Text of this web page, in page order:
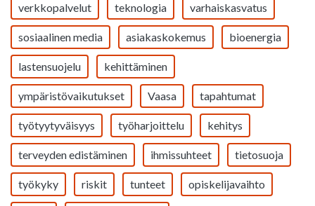
verkkopalvelut teknologia varhaiskasvatus
sosiaalinen media asiakaskokemus bioenergia
lastensuojelu kehittäminen
ympäristövaikutukset Vaasa tapahtumat
työtyytyväisyys työharjoittelu kehitys
terveyden edistäminen ihmissuhteet tietosuoja
työkyky riskit tunteet opiskelijavaihto